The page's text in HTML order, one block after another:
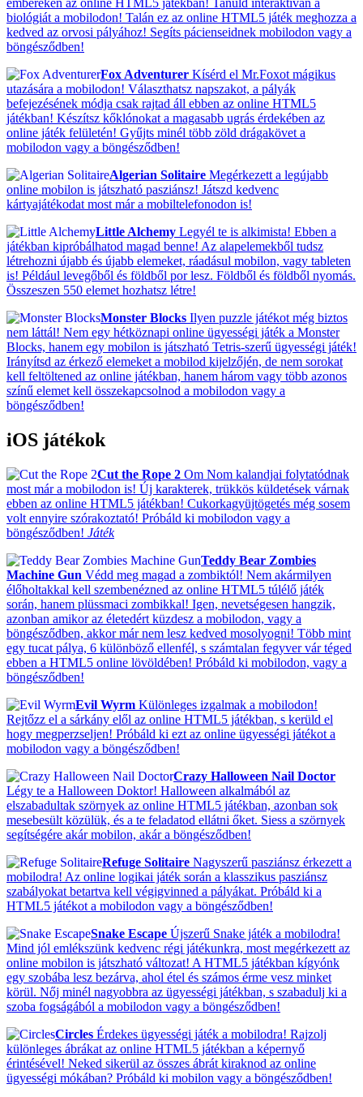
embereken az online HTML5 játékban! Tanuld interaktívan a
biológiát a mobilodon! Talán ez az online HTML5 játék meghozza a
kedved az orvosi pályához! Segíts pácienseidnek mobilodon vagy a
böngésződben!
Fox Adventurer Kísérd el Mr.Foxot mágikus
utazására a mobilodon! Választhatsz napszakot, a pályák
befejezésének módja csak rajtad áll ebben az online HTML5
játékban! Készítsz kőklónokat a magasabb ugrás érdekében az
online játék felületén! Gyűjts minél több zöld drágakövet a
mobilodon vagy a böngésződben!
Algerian Solitaire Megérkezett a legújabb
online mobilon is játszható pasziánsz! Játszd kedvenc
kártyajátékodat most már a mobiltelefonodon is!
Little Alchemy Legyél te is alkimista! Ebben a
játékban kipróbálhatod magad benne! Az alapelemekből tudsz
létrehozni újabb és újabb elemeket, ráadásul mobilon, vagy tableten
is! Például levegőből és földből por lesz. Földből és földből nyomás.
Összeszen 550 elemet hozhatsz létre!
Monster Blocks Ilyen puzzle játékot még biztos
nem láttál! Nem egy hétköznapi online ügyességi játék a Monster
Blocks, hanem egy mobilon is játszható Tetris-szerű ügyességi játék!
Irányítsd az érkező elemeket a mobilod kijelzőjén, de nem sorokat
kell feltöltened az online játékban, hanem három vagy több azonos
színű elemet kell összekapcsolnod a mobilodon vagy a
böngésződben!
iOS játékok
Cut the Rope 2 Om Nom kalandjai folytatódnak
most már a mobilodon is! Új karakterek, trükkös küldetések várnak
ebben az online HTML5 játékban! Cukorkagyüjtögetés még sosem
volt ennyire szórakoztató! Próbáld ki mobilodon vagy a
böngésződben! Játék
Teddy Bear Zombies
Machine Gun Védd meg magad a zombiktól! Nem akármilyen
élőholtakkal kell szembenézned az online HTML5 túlélő játék
során, hanem plüssmaci zombikkal! Igen, nevetségesen hangzik,
azonban amikor az életedért küzdesz a mobilodon, vagy a
böngésződben, akkor már nem lesz kedved mosolyogni! Több mint
egy tucat pálya, 6 különböző ellenfél, s számtalan fegyver vár téged
ebben a HTML5 online lövöldében! Próbáld ki mobilodon, vagy a
böngésződben!
Evil Wyrm Különleges izgalmak a mobilodon!
Rejtőzz el a sárkány elől az online HTML5 játékban, s kerüld el
hogy megperzseljen! Próbáld ki ezt az online ügyességi játékot a
mobilodon vagy a böngésződben!
Crazy Halloween Nail Doctor
Légy te a Halloween Doktor! Halloween alkalmából az
elszabadultak szörnyek az online HTML5 játékban, azonban sok
mesebesült közülük, és a te feladatod ellátni őket. Siess a szörnyek
segítségére akár mobilon, akár a böngésződben!
Refuge Solitaire Nagyszerű pasziánsz érkezett a
mobilodra! Az online logikai játék során a klasszikus pasziánsz
szabályokat betartva kell végigvinned a pályákat. Próbáld ki a
HTML5 játékot a mobilodon vagy a böngésződben!
Snake Escape Újszerű Snake játék a mobilodra!
Mind jól emlékszünk kedvenc régi játékunkra, most megérkezett az
online mobilon is játszható változat! A HTML5 játékban kígyónk
egy szobába lesz bezárva, ahol étel és számos érme vesz minket
körül. Nőj minél nagyobbra az ügyességi játékban, s szabadulj ki a
szoba fogságából a mobilodon vagy a böngésződben!
Circles Érdekes ügyességi játék a mobilodra! Rajzolj
különleges ábrákat az online HTML5 játékban a képernyő
érintésével! Neked sikerül az összes ábrát kiraknod az online
ügyességi mókában? Próbáld ki mobilon vagy a böngésződben!